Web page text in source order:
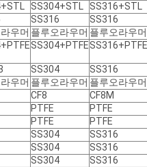
SS304+STL
SS316+STL
SS316
SS316
우머 플루오라우머 플루오라우머
SS304+PTFESS316+PTFE
SS304
SS316
우머 플루오라우머 플루오라우머
CF8
CF8M
PTFE
PTFE
PTFE
PTFE
SS304
SS316
SS304
SS316
SS304
SS316